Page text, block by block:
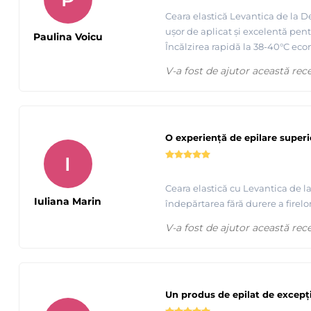
Tutorial complet de epilare cu ceara elastica de calitate
Ceara elastică Levantica de la
ușor de aplicat și excelentă
Încălzirea rapidă la 38-40°C
Paulina Voicu
V-a fost de ajutor această
O experiență de epilare
Ceara elastică cu Levantica de
îndepărtarea fără durere a
I
Iuliana Marin
V-a fost de ajutor această
Un produs de epilat de